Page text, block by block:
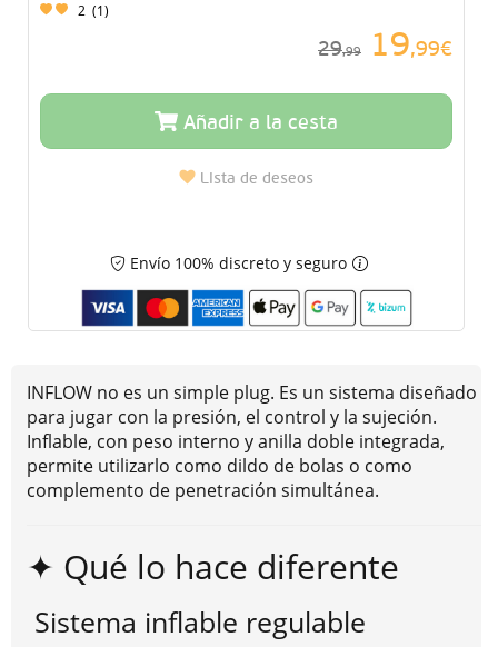
2 (1)
29,99 19,99€
Añadir a la cesta
Lista de deseos
Envío 100% discreto y seguro
INFLOW no es un simple plug. Es un sistema diseñado
para jugar con la presión, el control y la sujeción.
Inflable, con peso interno y anilla doble integrada,
permite utilizarlo como dildo de bolas o como
complemento de penetración simultánea.
✦ Qué lo hace diferente
Sistema inflable regulable